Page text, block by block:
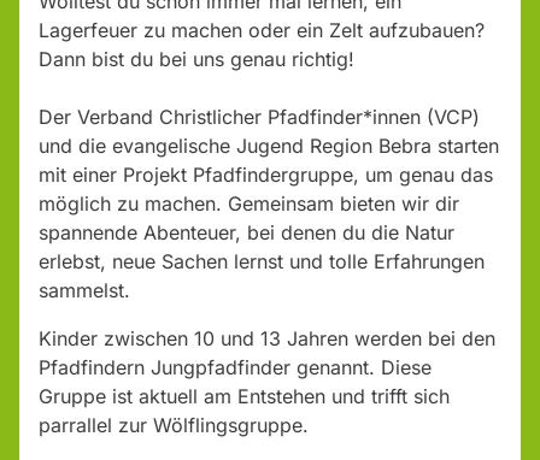
Lagerfeuer zu machen oder ein Zelt aufzubauen?
Dann bist du bei uns genau richtig!
Der Verband Christlicher Pfadfinder*innen (VCP)
und die evangelische Jugend Region Bebra starten
mit einer Projekt Pfadfindergruppe, um genau das
möglich zu machen. Gemeinsam bieten wir dir
spannende Abenteuer, bei denen du die Natur
erlebst, neue Sachen lernst und tolle Erfahrungen
sammelst.
Kinder zwischen 10 und 13 Jahren werden bei den
Pfadfindern Jungpfadfinder genannt. Diese
Gruppe ist aktuell am Entstehen und trifft sich
parrallel zur Wölflingsgruppe.